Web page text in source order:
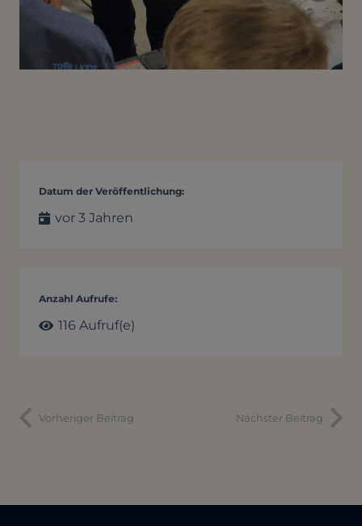
Datum der Veröffentlichung:
vor 3 Jahren
Anzahl Aufrufe:
116 Aufruf(e)
Vorheriger Beitrag Nächster Beitrag